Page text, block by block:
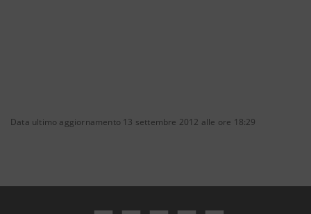
Data ultimo aggiornamento 13 settembre 2012 alle ore 18:29